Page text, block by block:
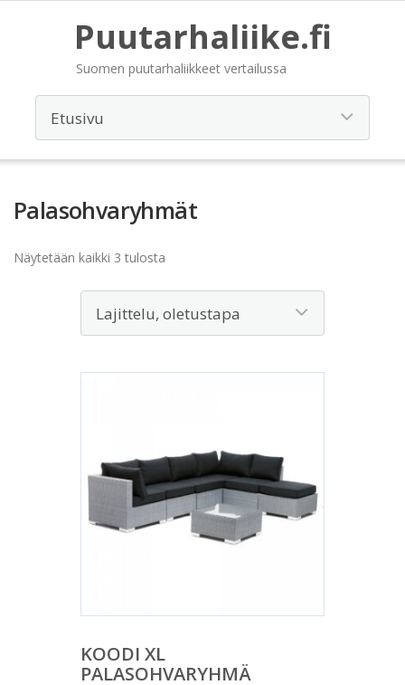
Puutarhaliike.fi
Suomen puutarhaliikkeet vertailussa
Palasohvaryhmät
Näytetään kaikki 3 tulosta
KOODI XL
PALASOHVARYHMÄ